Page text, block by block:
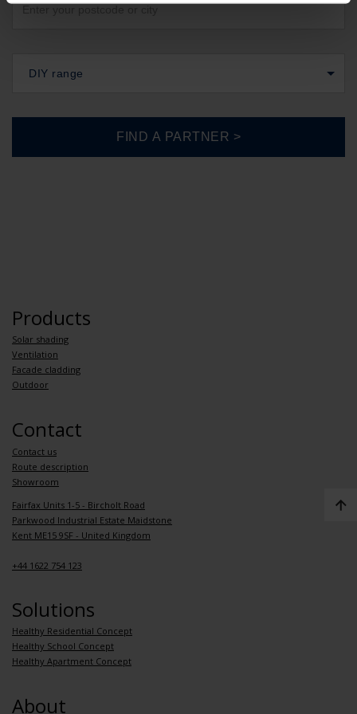
DIY range
Products
Solar shading
Ventilation
Facade cladding
Outdoor
Contact
Contact us
Route description
Showroom
Fairfax Units 1-5 - Bircholt Road
Parkwood Industrial Estate Maidstone
Kent ME15 9SF - United Kingdom
+44 1622 754 123
Solutions
Healthy Residential Concept
Healthy School Concept
Healthy Apartment Concept
About